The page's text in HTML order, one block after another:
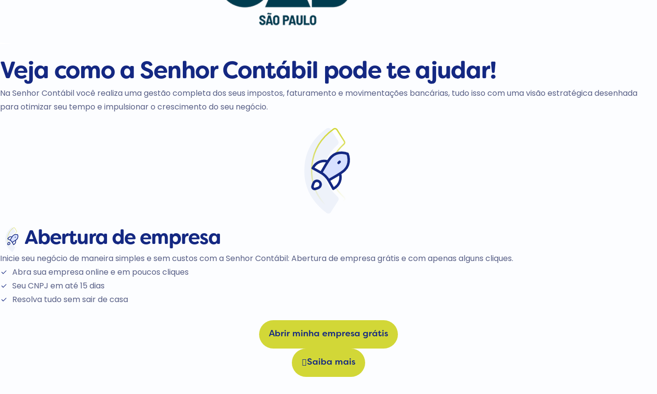
Veja como a Senhor Contábil podete ajudar!
Na Senhor Contábil você realiza uma gestão completa dos seus impostos, faturamento e movimentações bancárias, tudo isso com uma visão estratégica desenhada
para otimizar seu tempo e impulsionar o crescimento do seu negócio.
Abertura de empresa
Inicie seu negócio de maneira simples e sem custos com a Senhor Contábil: Abertura de empresa grátis e com apenas alguns cliques.
Abra sua empresa online e em poucos cliques
Seu CNPJ em até 15 dias
Resolva tudo sem sair de casa
Abrir minha empresa grátis
Saiba mais